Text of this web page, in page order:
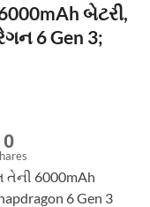
બેટરી,
6 Gen 3;
0
તેની 6000mAh
6 Gen 3